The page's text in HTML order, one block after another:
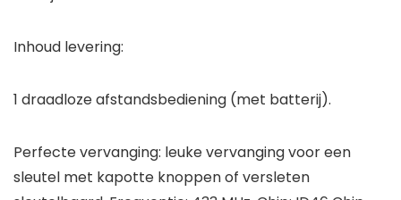
Inhoud levering:
1 draadloze afstandsbediening (met batterij).
Perfecte vervanging: leuke vervanging voor een
sleutel met kapotte knoppen of versleten